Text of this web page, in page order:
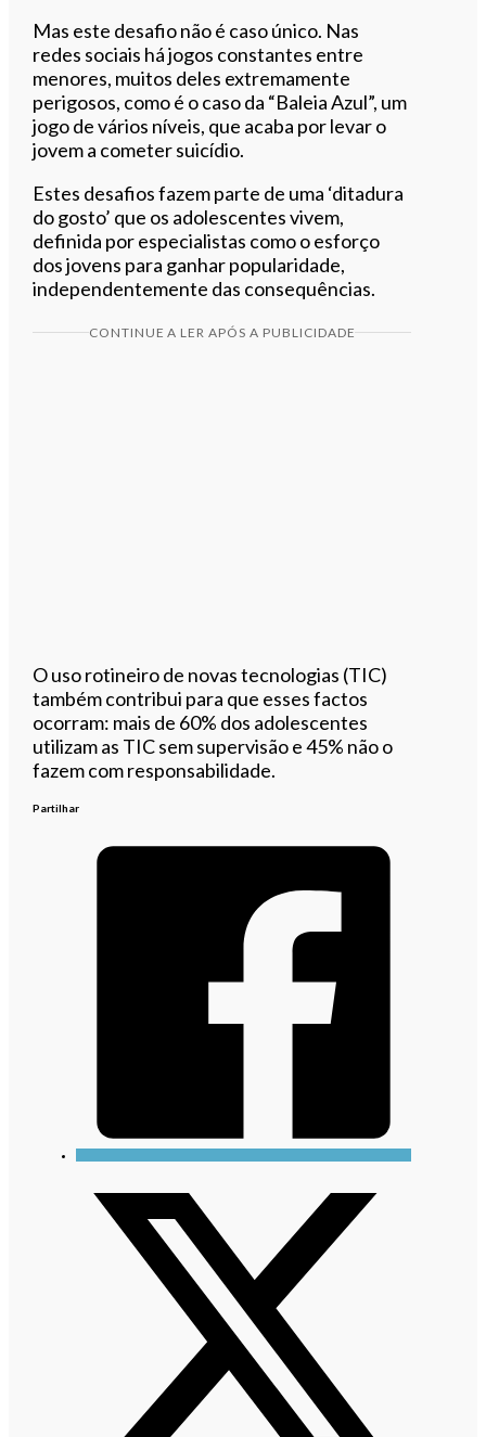
Mas este desafio não é caso único. Nas
redes sociais há jogos constantes entre
menores, muitos deles extremamente
perigosos, como é o caso da “Baleia Azul”, um
jogo de vários níveis, que acaba por levar o
jovem a cometer suicídio.
Estes desafios fazem parte de uma ‘ditadura
do gosto’ que os adolescentes vivem,
definida por especialistas como o esforço
dos jovens para ganhar popularidade,
independentemente das consequências.
CONTINUE A LER APÓS A PUBLICIDADE
O uso rotineiro de novas tecnologias (TIC)
também contribui para que esses factos
ocorram: mais de 60% dos adolescentes
utilizam as TIC sem supervisão e 45% não o
fazem com responsabilidade.
Partilhar